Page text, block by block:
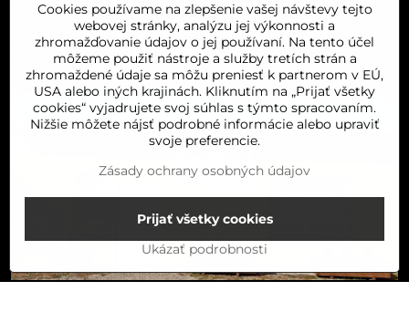
ŠTVRTOK 8:00-16:00
PIATOK 8:00-16:00
SOBOTA 8:00-11:30
Cookies používame na zlepšenie vašej návštevy tejto
webovej stránky, analýzu jej výkonnosti a
zhromažďovanie údajov o jej používaní. Na tento účel
môžeme použiť nástroje a služby tretích strán a
zhromaždené údaje sa môžu preniesť k partnerom v EÚ,
USA alebo iných krajinách. Kliknutím na „Prijať všetky
cookies“ vyjadrujete svoj súhlas s týmto spracovaním.
Nižšie môžete nájsť podrobné informácie alebo upraviť
svoje preferencie.
Zásady ochrany osobných údajov
Ukázať podrobnosti
Prijať všetky cookies